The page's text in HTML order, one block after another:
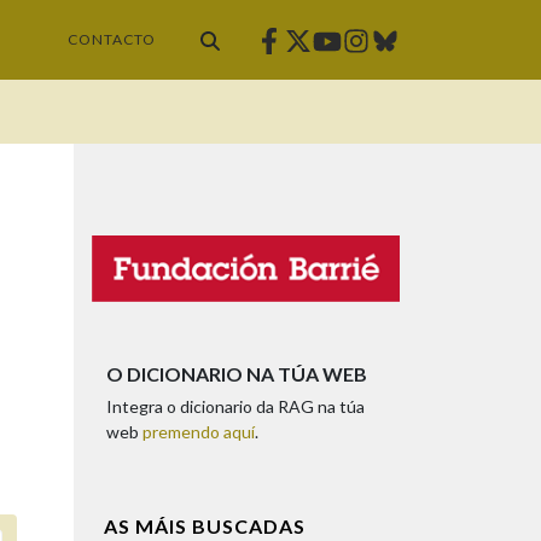
CONTACTO Facebook
Twitter
Youtube
Instagram
Bluesky
O DICIONARIO NA TÚA WEB
Integra o dicionario da RAG na túa
web premendo aquí.
AS MÁIS BUSCADAS